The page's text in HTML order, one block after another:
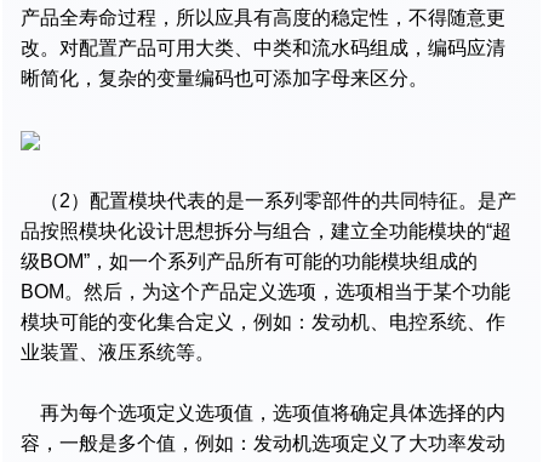
产品全寿命过程，所以应具有高度的稳定性，不得随意更
改。对配置产品可用大类、中类和流水码组成，编码应清
晰简化，复杂的变量编码也可添加字母来区分。
（2）配置模块代表的是一系列零部件的共同特征。是产
品按照模块化设计思想拆分与组合，建立全功能模块的“超
级BOM”，如一个系列产品所有可能的功能模块组成的
BOM。然后，为这个产品定义选项，选项相当于某个功能
模块可能的变化集合定义，例如：发动机、电控系统、作
业装置、液压系统等。
再为每个选项定义选项值，选项值将确定具体选择的内
容，一般是多个值，例如：发动机选项定义了大功率发动